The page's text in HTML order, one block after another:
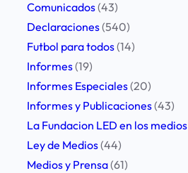
Comunicados(43)
Declaraciones(540)
Futbol para todos(14)
Informes(19)
Informes Especiales(20)
Informes y Publicaciones(43)
La Fundacion LED en los medios
Ley de Medios(44)
Medios y Prensa(61)